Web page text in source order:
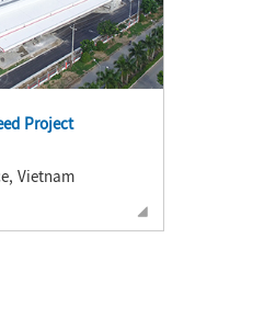
Project
Vietnam